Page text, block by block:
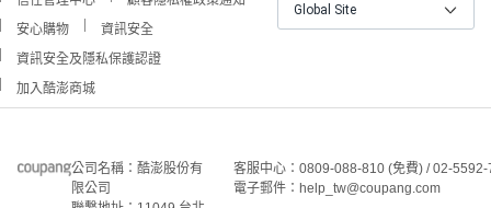
安心購物
資訊安全
資訊安全及隱私保護認證
加入酷澎商城
Global Site
公司名稱：酷澎股份有
限公司
客服中心：0809-088-810 (免費) / 02-
電子郵件：help_tw@coupang.com